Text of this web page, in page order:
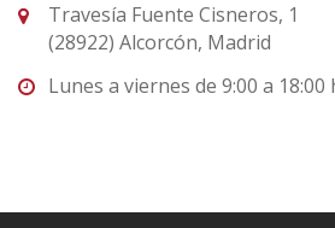
Travesía Fuente Cisneros, 1
(28922) Alcorcón, Madrid
Lunes a viernes de 9:00 a 18:00